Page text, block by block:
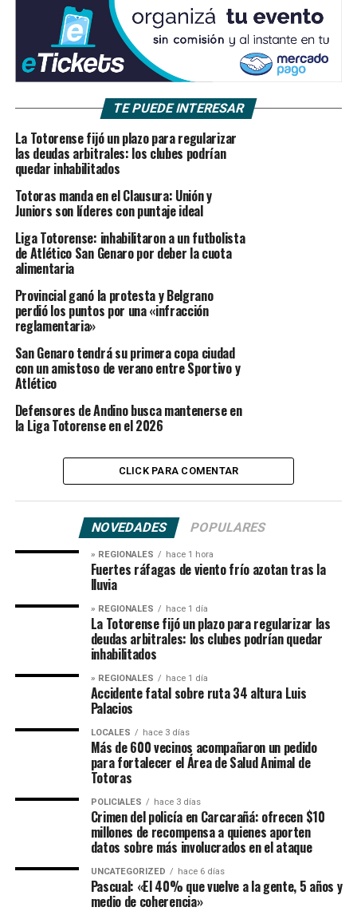
TE PUEDE INTERESAR
La Totorense fijó un plazo para regularizar
las deudas arbitrales: los clubes podrían
quedar inhabilitados
Totoras manda en el Clausura: Unión y
Juniors son líderes con puntaje ideal
Liga Totorense: inhabilitaron a un futbolista
de Atlético San Genaro por deber la cuota
alimentaria
Provincial ganó la protesta y Belgrano
perdió los puntos por una «infracción
reglamentaria»
San Genaro tendrá su primera copa ciudad
con un amistoso de verano entre Sportivo y
Atlético
Defensores de Andino busca mantenerse en
la Liga Totorense en el 2026
CLICK PARA COMENTAR
NOVEDADES POPULARES
» REGIONALES hace 1 hora
Fuertes ráfagas de viento frío azotan tras la
lluvia
» REGIONALES hace 1 día
La Totorense fijó un plazo para regularizar las
deudas arbitrales: los clubes podrían quedar
inhabilitados
» REGIONALES hace 1 día
Accidente fatal sobre ruta 34 altura Luis
Palacios
LOCALES hace 3 días
Más de 600 vecinos acompañaron un pedido
para fortalecer el Área de Salud Animal de
Totoras
POLICIALES hace 3 días
Crimen del policía en Carcarañá: ofrecen $10
millones de recompensa a quienes aporten
datos sobre más involucrados en el ataque
UNCATEGORIZED hace 6 días
Pascual: «El 40% que vuelve a la gente, 5 años y
medio de coherencia»